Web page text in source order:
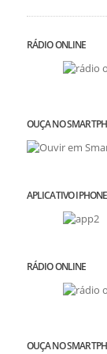
RÁDIO ONLINE
OUÇA NO
APLICATIVO
RÁDIO ONLINE
OUÇA NO